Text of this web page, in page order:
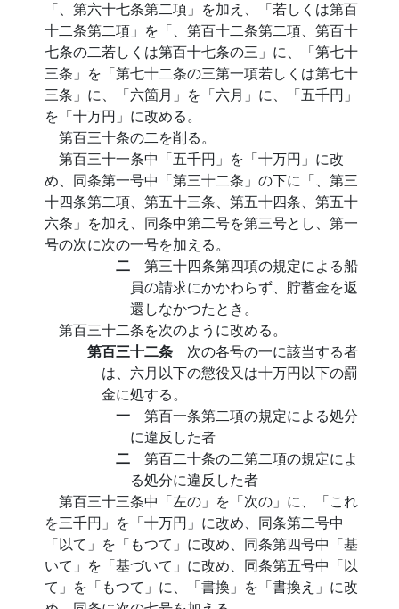
「、第六十七条第二項」を加え、「若しくは第百
十二条第二項」を「、第百十二条第二項、第百十
七条の二若しくは第百十七条の三」に、「第七十
三条」を「第七十二条の三第一項若しくは第七十
三条」に、「六箇月」を「六月」に、「五千円」
を「十万円」に改める。
第百三十条の二を削る。
第百三十一条中「五千円」を「十万円」に改
め、同条第一号中「第三十二条」の下に「、第三
十四条第二項、第五十三条、第五十四条、第五十
六条」を加え、同条中第二号を第三号とし、第一
号の次に次の一号を加える。
二 第三十四条第四項の規定による船
員の請求にかかわらず、貯蓄金を返
還しなかつたとき。
第百三十二条を次のように改める。
第百三十二条 次の各号の一に該当する者
は、六月以下の懲役又は十万円以下の罰
金に処する。
一 第百一条第二項の規定による処分
に違反した者
二 第百二十条の二第二項の規定によ
る処分に違反した者
第百三十三条中「左の」を「次の」に、「これ
を三千円」を「十万円」に改め、同条第二号中
「以て」を「もつて」に改め、同条第四号中「基
いて」を「基づいて」に改め、同条第五号中「以
て」を「もつて」に、「書換」を「書換え」に改